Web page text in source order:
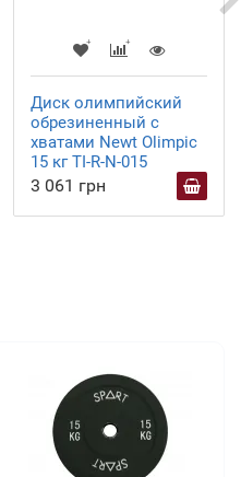
Диск олимпийский
обрезиненный с
хватами Newt Olimpic
15 кг TI-R-N-015
3 061 грн